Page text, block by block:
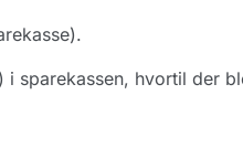
sparekassen, hvortil der